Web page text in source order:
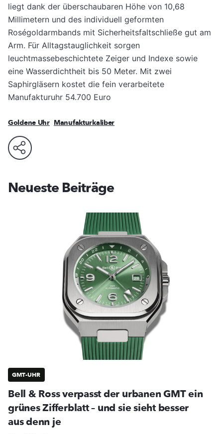
liegt dank der überschaubaren Höhe von 10,68
Millimetern und des individuell geformten
Roségoldarmbands mit Sicherheitsfaltschließe gut am
Arm. Für Alltagstauglichkeit sorgen
leuchtmassebeschichtete Zeiger und Indexe sowie
eine Wasserdichtheit bis 50 Meter. Mit zwei
Saphirgläsern kostet die fein verarbeitete
Manufakturuhr 54.700 Euro
Goldene Uhr Manufakturkaliber
Neueste Beiträge
GMT-UHR
Bell & Ross verpasst der urbanen GMT ein
grünes Zifferblatt – und sie sieht besser
aus denn je